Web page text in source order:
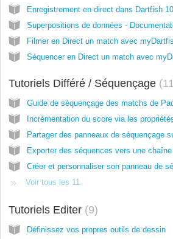
Enregistrement en direct dans Dartfish 10
Filmer en Direct un match avec
Séquencer en Direct un match avec
Tutoriels Différé / Séquençage 11
Guide de séquençage des matchs de
Incrémentation du score via les
Créer et personnaliser son panneau de
Voir tous les 11
Tutoriels Editer 9
Définissez vos propres outils de dessin